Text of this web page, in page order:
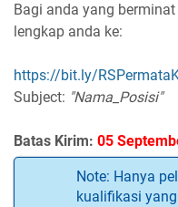
Bagi anda yang
lengkap anda ke:
https://bit.ly/
Subject: "Nama_Posisi"
Batas Kirim: 05
Note: Hanya
kualifikasi